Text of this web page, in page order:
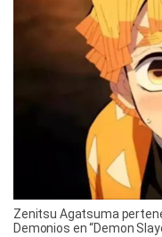
Zenitsu Agatsuma
Demonios en “Demon